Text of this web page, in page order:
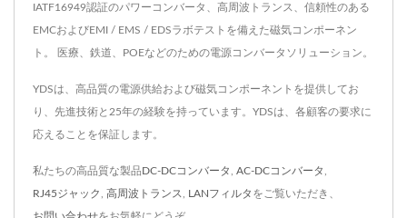
IATF16949認証のパワーコンバータ、高周波トランス、信頼性のある
EMCおよびEMI / EMS / EDSラボテストを備えた磁気コンポーネン
ト。 医療、鉄道、POEなどのための電源コンバータソリューション。
YDSは、高品質の電源供給および磁気コンポーネントを提供してお
り、先進技術と25年の経験を持っています。YDSは、各顧客の要求に
応えることを保証します。
私たちの高品質な製品DC-DCコンバータ AC-DCコンバータ
RJ45ジャック 高周波トランス LANフィルタ をご覧いただき、